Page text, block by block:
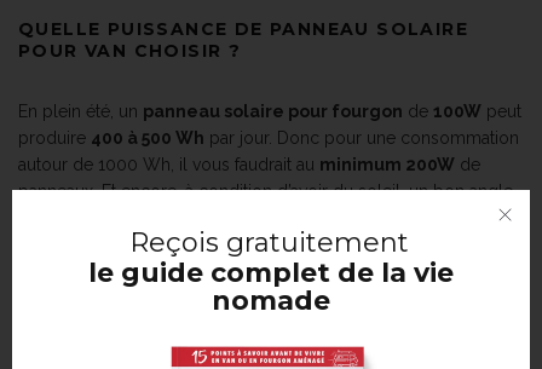
QUELLE PUISSANCE DE PANNEAU SOLAIRE
POUR VAN CHOISIR ?
En plein été, un panneau solaire pour fourgon de 100W peut
produire 400 à 500 Wh par jour. Donc pour une consommation
autour de 1000 Wh, il vous faudrait au minimum 200W de
panneaux. Et encore, à condition d’avoir du soleil, un bon angle
En résumé :
: suffisant pour les petits besoins (lampe + téléphone)
Reçois gratuitement
le guide complet de la vie
nomade